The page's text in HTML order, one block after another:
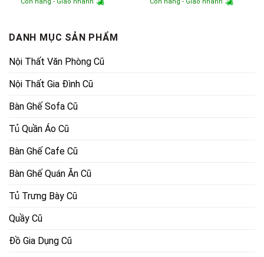
là:
tại
Còn hàng - Giao nhanh
là:
tại
Còn hàng - Giao nhanh
DANH MỤC SẢN PHẨM
Nội Thất Văn Phòng Cũ
Nội Thất Gia Đình Cũ
Bàn Ghế Sofa Cũ
Tủ Quần Áo Cũ
Bàn Ghế Cafe Cũ
Bàn Ghế Quán Ăn Cũ
Tủ Trưng Bày Cũ
Quầy Cũ
Đồ Gia Dụng Cũ